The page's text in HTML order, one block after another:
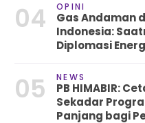
04 OPINI
Gas Andaman
Indonesia:
Diplomasi
05 NEWS
PB HIMABIR:
Sekadar
Panjang bagi